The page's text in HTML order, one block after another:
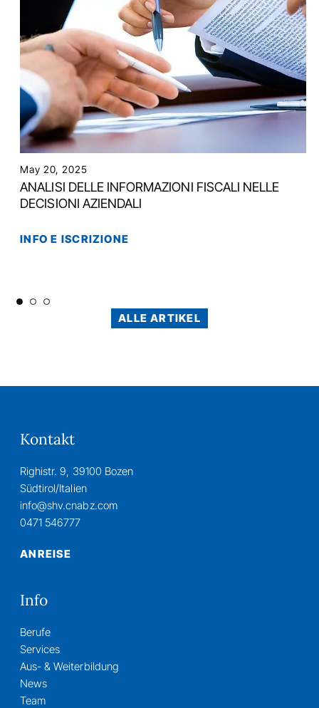
May 20, 2025
ANALISI DELLE INFORMAZIONI FISCALI NELLE
DECISIONI AZIENDALI
INFO E ISCRIZIONE
ALLE ARTIKEL
Kontakt
Righistr. 9, 39100 Bozen
Südtirol/Italien
info@shv.cnabz.com
0471 546777
ANREISE
Info
Berufe
Services
Aus- & Weiterbildung
News
Team